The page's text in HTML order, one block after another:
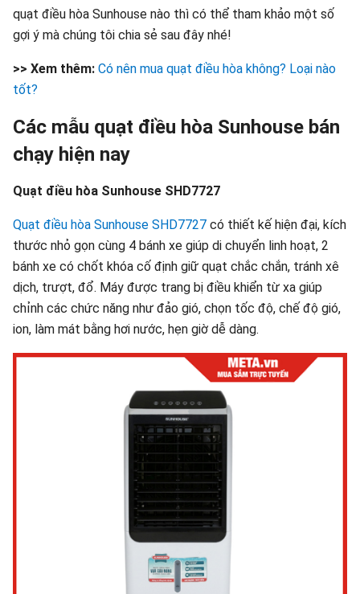
quạt điều hòa Sunhouse nào thì có thể tham khảo một số
gợi ý mà chúng tôi chia sẻ sau đây nhé!
>> Xem thêm: Có nên mua quạt điều hòa không? Loại nào
tốt?
Các mẫu quạt điều hòa Sunhouse bán
chạy hiện nay
Quạt điều hòa Sunhouse SHD7727
Quạt điều hòa Sunhouse SHD7727 có thiết kế hiện đại, kích
thước nhỏ gọn cùng 4 bánh xe giúp di chuyển linh hoạt, 2
bánh xe có chốt khóa cố định giữ quạt chắc chắn, tránh xê
dịch, trượt, đổ. Máy được trang bị điều khiển từ xa giúp
chỉnh các chức năng như đảo gió, chọn tốc độ, chế độ gió,
ion, làm mát bằng hơi nước, hẹn giờ dễ dàng.